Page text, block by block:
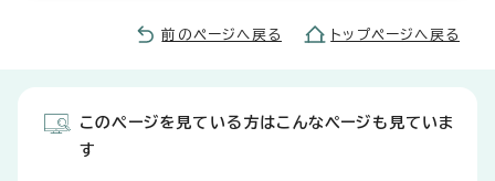
前のページへ戻る トップページへ戻る
このページを見ている方はこんなページも見ていま
す